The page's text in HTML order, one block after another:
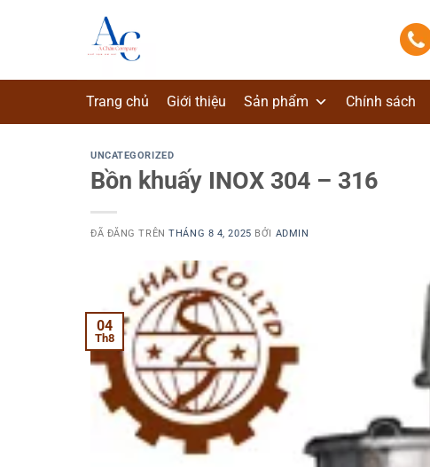
dung
Trang chủ Giới thiệu Sản phẩm Chính sách
UNCATEGORIZED
Bồn khuấy INOX 304 – 316
ĐÃ ĐĂNG TRÊNTHÁNG 8 4, 2025 BỞI ADMIN
04
Th8